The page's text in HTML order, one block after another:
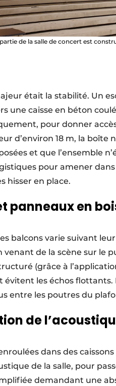
de la salle de concert est
était la stabilité. Un
une caisse en béton
pour donner
d’environ 18 m, la
et que l’ensemble
pour amener
hisser en place.
panneaux en
balcons varie suivant
venant de la scène sur le
(grâce à
évitent les échos flottants.
entre les poutres du
de
dans des
de la salle, pour
demandant une